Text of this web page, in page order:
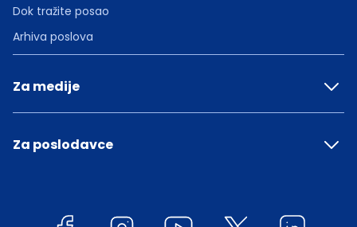
Dok tražite posao
Arhiva poslova
Za medije
Za poslodavce